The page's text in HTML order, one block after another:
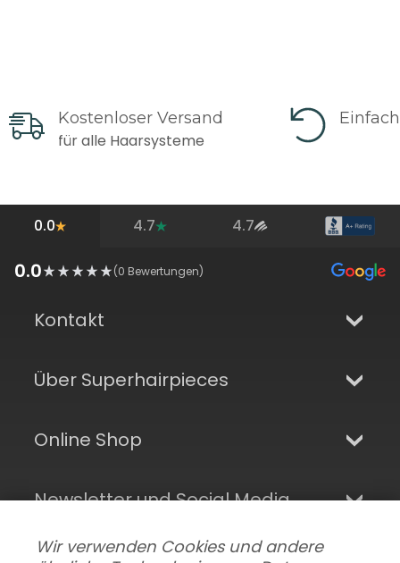
Kostenloser Versand
für alle Haarsysteme
0.0 4.7 4.7
0.0 (0 Bewertungen)
Kontakt
Über Superhairpieces
Online Shop
Newsletter und Social Media
Wir verwenden Cookies und andere